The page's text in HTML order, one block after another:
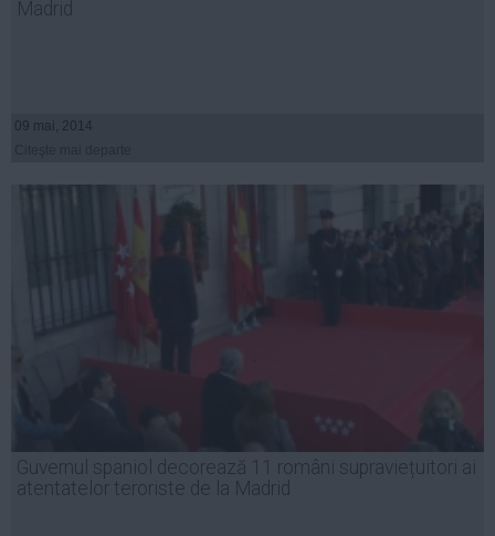
Madrid
09 mai, 2014
Guvernul spaniol decorează 11 români supraviețuitori ai
atentatelor teroriste de la Madrid